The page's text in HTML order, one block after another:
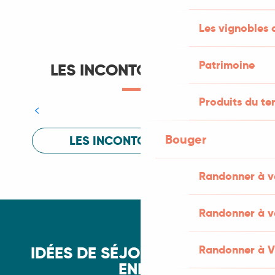
Les vignobles
Patrimoine
Produits du
Bouger
Randonner à
Randonner à
Randonner à
LES INCONTOURNABLES
La vallée du Lot
et sa rivière aux méandres majestueux
LES INCONTOURNABLES
IDÉES DE SÉJOURS ET WEEK-
ENDS
Week-end de Pâques dans le Lot